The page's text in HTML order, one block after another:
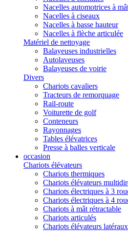
Nacelles automotrices à
Nacelles à ciseaux
Nacelles à basse hauteur
Nacelles à flèche articulée
Matériel de nettoyage
Balayeuses industrielles
Autolaveuses
Balayeuses de voirie
Divers
Chariots cavaliers
Tracteurs de remorquage
Rail-route
Voiturette de golf
Conteneurs
Rayonnages
Tables élévatrices
Presse à balles verticale
occasion
Chariots élévateurs
Chariots thermiques
Chariots élévateurs
Chariots électriques à 3
Chariots électriques à 4
Chariots à mât rétractable
Chariots articulés
Chariots élévateurs latéraux